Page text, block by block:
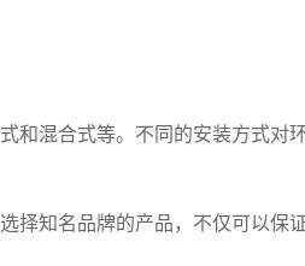
混合式等。不同的安装方式对
知名品牌的产品，不仅可以保